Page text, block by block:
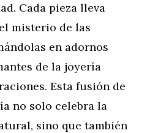
Cada pieza lleva
misterio de las
en adornos
de la joyería
Esta fusión de
no solo celebra la
sino que también